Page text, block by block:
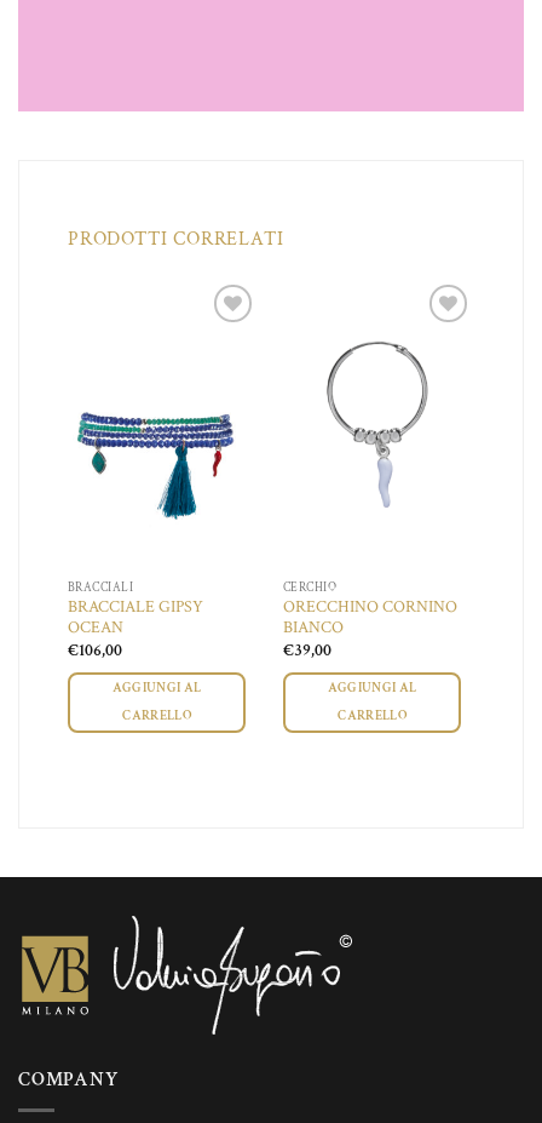
PRODOTTI CORRELATI
BRACCIALI
BRACCIALE GIPSY
OCEAN
€106,00
AGGIUNGI AL
CARRELLO
alla lista
desideri
CERCHIO
ORECCHINO CORNINO
BIANCO
€39,00
AGGIUNGI AL
CARRELLO
COMPANY